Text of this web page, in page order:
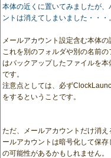
本体の近くに置いてみましたが
ントは消えてしまいました・・・。
メールアカウント設定含む本体
これを別のフォルダや別の名前
はバックアップしたファイルを本
です。
注意点としては、必ず
をするということです。
ただ、メールアカウントだけ消
ールアカウントは暗号化して保
の可能性があるかもしれません。